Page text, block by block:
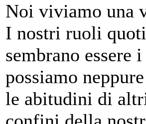
Noi viviamo una
I nostri ruoli
sembrano
possiamo
le abitudini di